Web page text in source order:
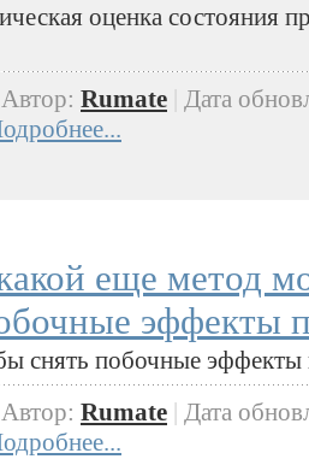
оценка состояния
Автор: Rumate
Дата
еще метод
эффекты
снять побочные эффекты
Автор: Rumate | Дата